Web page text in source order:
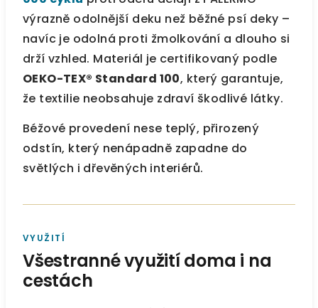
výrazně odolnější deku než běžné psí deky –
navíc je odolná proti žmolkování a dlouho si
drží vzhled. Materiál je certifikovaný podle
OEKO-TEX® Standard 100, který garantuje,
že textilie neobsahuje zdraví škodlivé látky.
Béžové provedení nese teplý, přirozený
odstín, který nenápadně zapadne do
světlých i dřevěných interiérů.
VYUŽITÍ
Všestranné využití doma i na
cestách